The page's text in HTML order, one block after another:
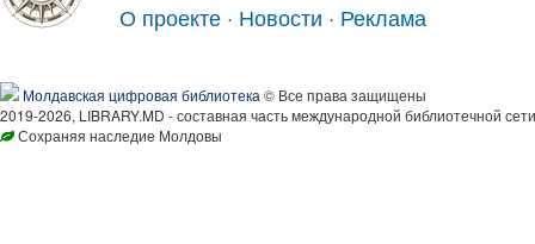
О проекте · Новости · Реклама
Молдавская цифровая библиотека © Все права защищены
2019-2026, LIBRARY.MD - составная часть международной библиотечной
Сохраняя наследие Молдовы